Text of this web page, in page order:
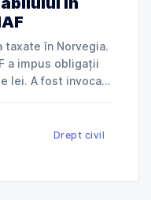
taxate în Norvegia.
lei. A fost invocată
Drept civil